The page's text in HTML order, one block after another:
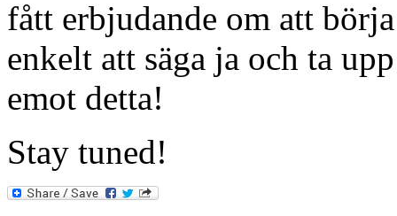
fått erbjudande om att
enkelt att säga ja och ta
emot detta!
Stay tuned!